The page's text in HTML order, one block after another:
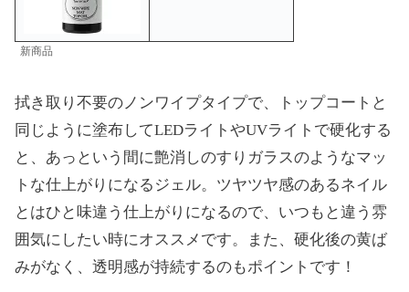
新商品
拭き取り不要のノンワイプタイプで、トップコートと
同じように塗布してLEDライトやUVライトで硬化する
と、あっという間に艶消しのすりガラスのようなマッ
トな仕上がりになるジェル。ツヤツヤ感のあるネイル
とはひと味違う仕上がりになるので、いつもと違う雰
囲気にしたい時にオススメです。また、硬化後の黄ば
みがなく、透明感が持続するのもポイントです！